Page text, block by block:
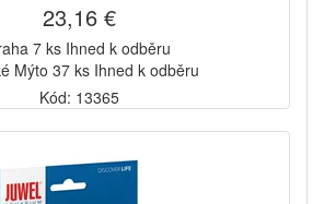
23,16 €
7 ks Ihned k odběru
Mýto 37 ks Ihned k odběru
Kód: 13365